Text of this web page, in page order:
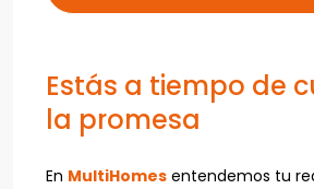
Estás a tiempo de
la promesa
En MultiHomes entendemos tu